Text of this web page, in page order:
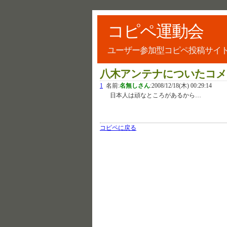
コピペ運動会
ユーザー参加型コピペ投稿サイト
八木アンテナについたコ
1 名前:名無しさん:2008/12/18(木) 00:29:14
日本人は頑なところがあるから…
コピペに戻る